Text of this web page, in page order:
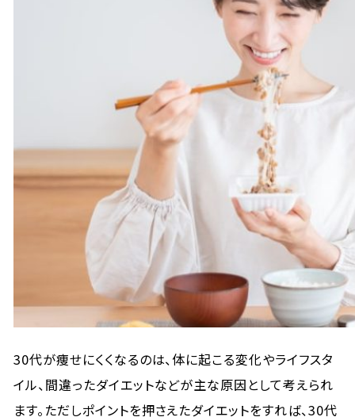
30代が痩せにくくなるのは、体に起こる変化やライフスタ
イル、間違ったダイエットなどが主な原因として考えられ
ます。ただしポイントを押さえたダイエットをすれば、30代